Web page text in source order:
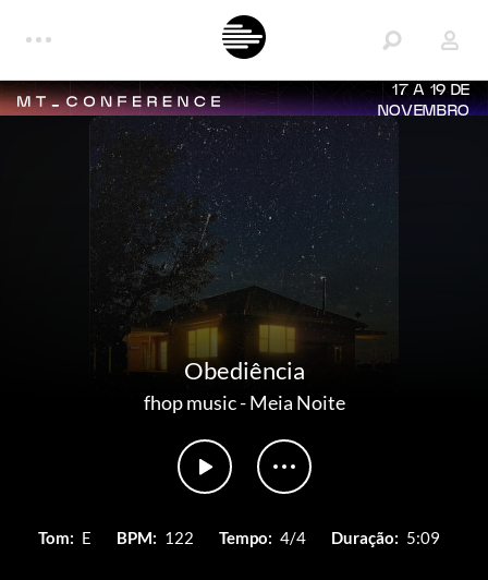
17 A 19 DE
NOVEMBRO
Obediência
fhop music-Meia Noite
Tom: E BPM: 122 Tempo: 4/4 Duração: 5:09